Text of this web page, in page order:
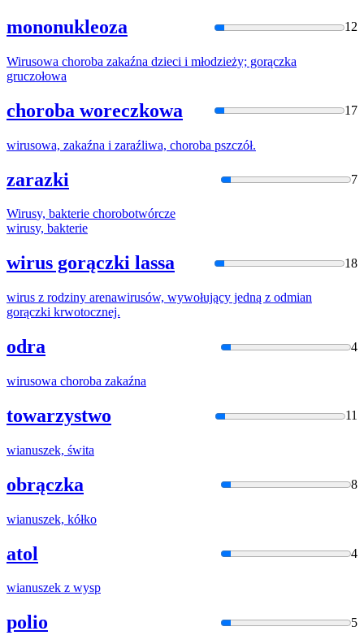
mononukleoza 12
Wirusowa choroba zakaźna dzieci i młodzieży; gorączka
gruczołowa
choroba woreczkowa 17
wirusowa, zakaźna i zaraźliwa, choroba pszczół.
zarazki 7
Wirusy, bakterie chorobotwórcze
wirusy, bakterie
wirus gorączki lassa 18
wirus z rodziny arenawirusów, wywołujący jedną z odmian
gorączki krwotocznej.
odra 4
wirusowa choroba zakaźna
towarzystwo 11
wianuszek, świta
obrączka 8
wianuszek, kółko
atol 4
wianuszek z wysp
polio 5